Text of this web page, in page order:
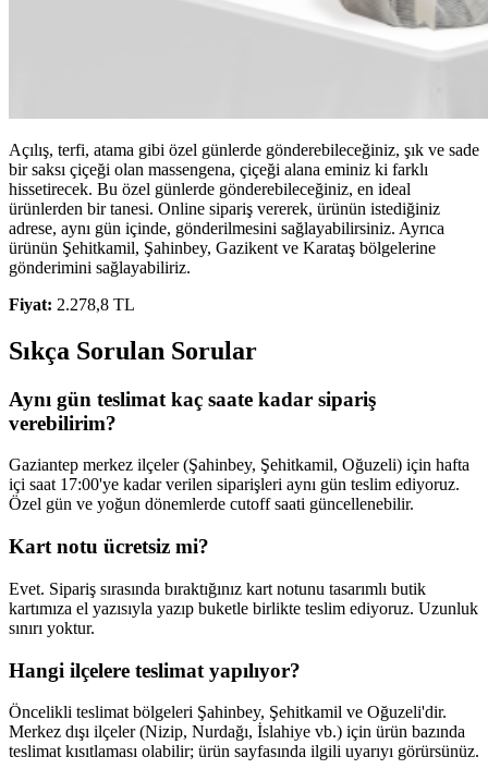
Açılış, terfi, atama gibi özel günlerde gönderebileceğiniz, şık ve sade
bir saksı çiçeği olan massengena, çiçeği alana eminiz ki farklı
hissetirecek. Bu özel günlerde gönderebileceğiniz, en ideal
ürünlerden bir tanesi. Online sipariş vererek, ürünün istediğiniz
adrese, aynı gün içinde, gönderilmesini sağlayabilirsiniz. Ayrıca
ürünün Şehitkamil, Şahinbey, Gazikent ve Karataş bölgelerine
gönderimini sağlayabiliriz.
Fiyat: 2.278,8 TL
Sıkça Sorulan Sorular
Aynı gün teslimat kaç saate kadar sipariş
verebilirim?
Gaziantep merkez ilçeler (Şahinbey, Şehitkamil, Oğuzeli) için hafta
içi saat 17:00'ye kadar verilen siparişleri aynı gün teslim ediyoruz.
Özel gün ve yoğun dönemlerde cutoff saati güncellenebilir.
Kart notu ücretsiz mi?
Evet. Sipariş sırasında bıraktığınız kart notunu tasarımlı butik
kartımıza el yazısıyla yazıp buketle birlikte teslim ediyoruz. Uzunluk
sınırı yoktur.
Hangi ilçelere teslimat yapılıyor?
Öncelikli teslimat bölgeleri Şahinbey, Şehitkamil ve Oğuzeli'dir.
Merkez dışı ilçeler (Nizip, Nurdağı, İslahiye vb.) için ürün bazında
teslimat kısıtlaması olabilir; ürün sayfasında ilgili uyarıyı görürsünüz.